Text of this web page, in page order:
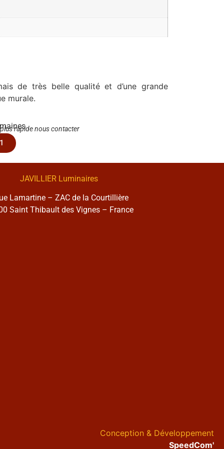
de très belle qualité et d’une grande
murale.
rapide nous contacter
JAVILLIER Luminaires
Lamartine – ZAC de la Courtillière
Saint Thibault des Vignes – France
Conception & Développement
SpeedCom'